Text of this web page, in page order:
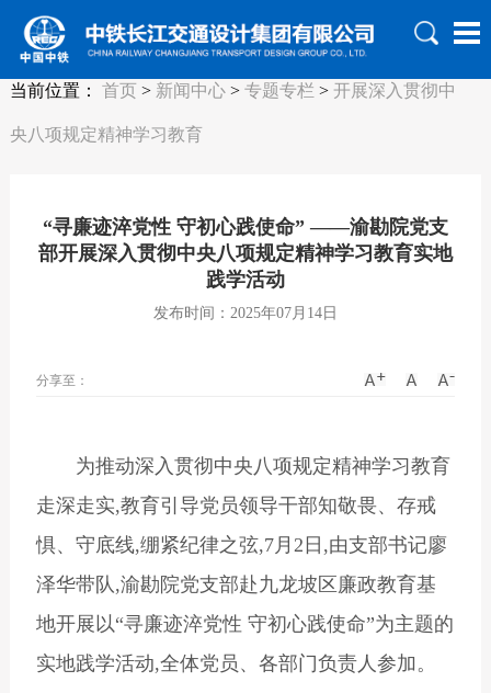
当前位置： 首页> 新闻中心> 专题专栏 > 开展深入贯彻中
央八项规定精神学习教育
“寻廉迹淬党性 守初心践使命” ——渝勘院党支
部开展深入贯彻中央八项规定精神学习教育实地
践学活动
发布时间：2025年07月14日
分享至：
为推动深入贯彻中央八项规定精神学习教育
走深走实,教育引导党员领导干部知敬畏、存戒
惧、守底线,绷紧纪律之弦,7月2日,由支部书记廖
泽华带队,渝勘院党支部赴九龙坡区廉政教育基
地开展以“寻廉迹淬党性 守初心践使命”为主题的
实地践学活动,全体党员、各部门负责人参加。